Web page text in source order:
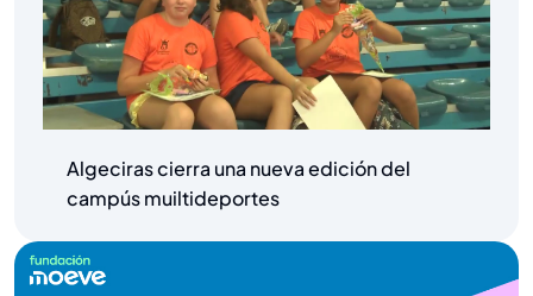
Algeciras cierra una nueva edición del
campús muiltideportes